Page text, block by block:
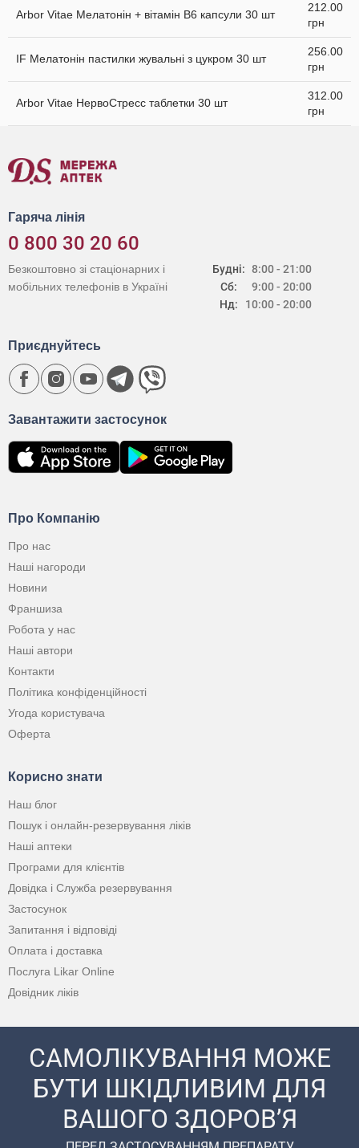
Arbor Vitae Мелатонін + вітамін В6 капсули 30 шт
212.00
грн
IF Мелатонін пастилки жувальні з цукром 30 шт
256.00
грн
Arbor Vitae НервоСтресс таблетки 30 шт
312.00
грн
Гаряча лінія
0 800 30 20 60
Будні:
Сб:
Нд:
8:00 - 21:00
9:00 - 20:00
10:00 - 20:00
Безкоштовно зі стаціонарних і
мобільних телефонів в Україні
Про Компанію
Про нас
Наші нагороди
Новини
Франшиза
Робота у нас
Наші автори
Контакти
Політика конфіденційності
Угода користувача
Оферта
Корисно знати
Наш блог
Пошук і онлайн-резервування ліків
Наші аптеки
Програми для клієнтів
Довідка і Служба резервування
Застосунок
Запитання і відповіді
Оплата і доставка
Послуга Likar Online
Довідник ліків
Завантажити застосунок
Приєднуйтесь
САМОЛІКУВАННЯ МОЖЕ
БУТИ ШКІДЛИВИМ ДЛЯ
ВАШОГО ЗДОРОВ’Я